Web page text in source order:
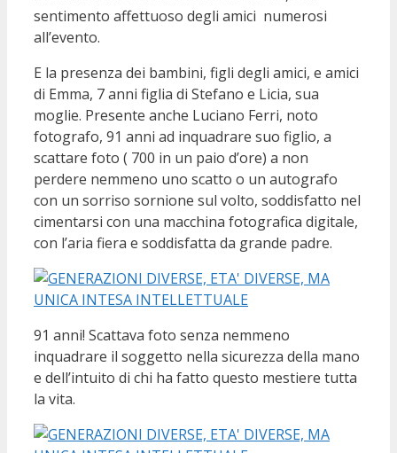
sentimento affettuoso degli amici numerosi
all’evento.
E la presenza dei bambini, figli degli amici, e amici
di Emma, 7 anni figlia di Stefano e Licia, sua
moglie. Presente anche Luciano Ferri, noto
fotografo, 91 anni ad inquadrare suo figlio, a
scattare foto ( 700 in un paio d’ore) a non
perdere nemmeno uno scatto o un autografo
con un sorriso sornione sul volto, soddisfatto nel
cimentarsi con una macchina fotografica digitale,
con l’aria fiera e soddisfatta da grande padre.
91 anni! Scattava foto senza nemmeno
inquadrare il soggetto nella sicurezza della mano
e dell’intuito di chi ha fatto questo mestiere tutta
la vita.